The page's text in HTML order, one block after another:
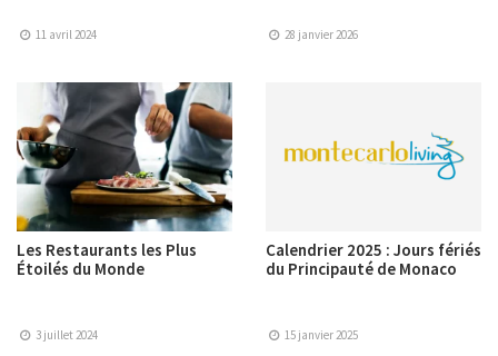
11 avril 2024 28 janvier 2026
Les Restaurants les Plus
Étoilés du Monde
3 juillet 2024
Calendrier 2025 : Jours fériés
du Principauté de Monaco
15 janvier 2025